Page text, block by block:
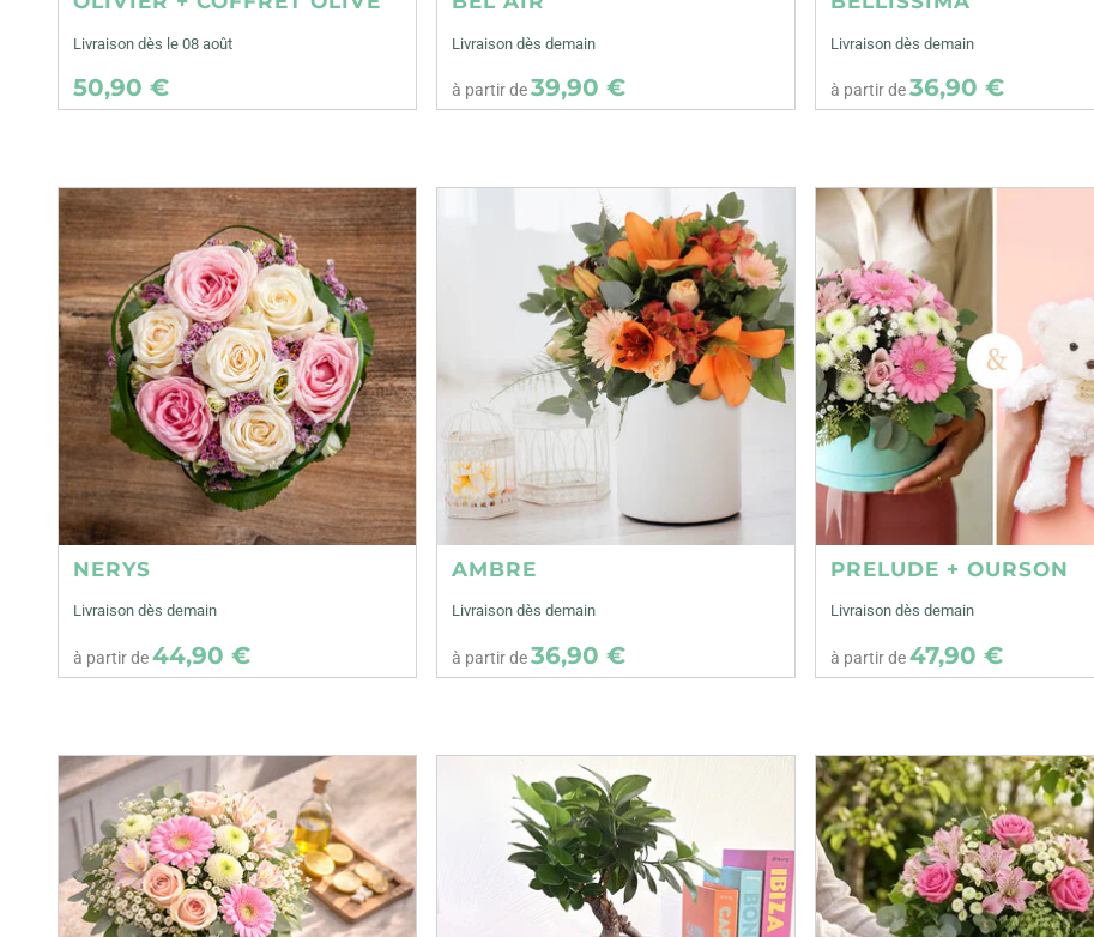
Livraison dès le 08 août
50,90 €
Livraison dès demain
à partir de39,90 €
Livraison dès demain
à partir de36,90 €
NERYS
Livraison dès demain
à partir de44,90 €
AMBRE
Livraison dès demain
à partir de36,90 €
PRELUDE + OURSON
Livraison dès demain
à partir de47,90 €